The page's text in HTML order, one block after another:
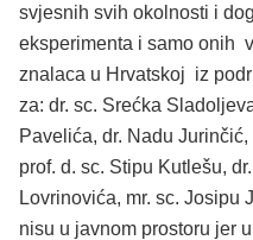
svjesnih svih okolnosti i
eksperimenta i samo onih
znalaca u Hrvatskoj iz
za: dr. sc. Srećka
Pavelića, dr. Nadu
prof. d. sc. Stipu Kutlešu,
Lovrinovića, mr. sc. Josipu
nisu u javnom prostoru jer